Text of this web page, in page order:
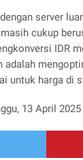
server
cukup
IDR
adalah
untuk harga di
13 April